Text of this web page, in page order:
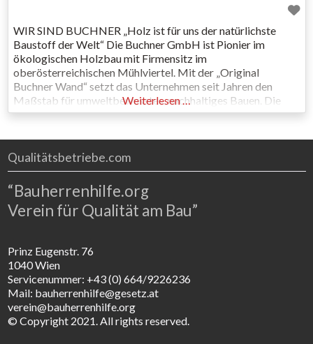
WIR SIND BUCHNER „Holz ist für uns der natürlichste
Baustoff der Welt“ Die Buchner GmbH ist Pionier im
ökologischen Holzbau mit Firmensitz im
oberösterreichischen Mühlviertel. Mit der „Original
Buchner Wand“ setzt das Unternehmen seit Jahren den
Maßstab für umweltbewusstes, nachhaltiges Bauen. Die
Buchner Ökofassade ist im Bereich der Althaussanierung
Standard. Auf Plastikfolien und Styropor
Weiterlesen …
Qualitätsbetriebe.com
“Bauherrenhilfe.org
Verein für Qualität am Bau”
Prinz Eugenstr. 76
1040 Wien
Servicenummer: +43 (0) 664/9226236
Mail: bauherrenhilfe@gesetz.at
verein@bauherrenhilfe.org
© Copyright 2021. All rights reserved.